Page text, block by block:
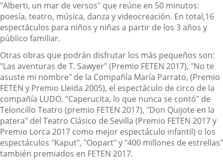
"Alberti, un mar de versos" que reúne en 50 minutos:
poesía, teatro, música, danza y videocreación. En total,16
espectáculos para niños y niñas a partir de los 3 años y
público familiar.
Otras obras que podrán disfrutar los más pequeños son:
"Las aventuras de T. Sawyer" (Premio FETEN 2017), "No te
asuste mi nombre" de la Compañía María Parrato, (Premio
FETEN y Premio Lleida 2005), el espectáculo de circo de la
compañía LUDO, "Caperucita, lo que nunca se contó" de
Teloncillo Teatro (premio FETEN 2017), "Don Quijote en la
patera" del Teatro Clásico de Sevilla (Premio FETEN 2017 y
Premio Lorca 2017 como mejor espectáculo infantil) o los
espectáculos "Kaput", "Oopart" y "400 millones de estrellas"
también premiados en FETEN 2017.